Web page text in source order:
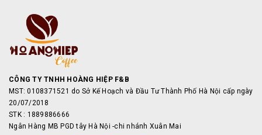
CÔNG TY TNHH HOÀNG HIỆP F&B
MST: 0108371521 do Sở Kế Hoạch và Đầu Tư Thành Phố Hà Nội cấp ngày
20/07/2018
STK : 1889886666
Ngân Hàng MB PGD tây Hà Nội -chi nhánh Xuân Mai